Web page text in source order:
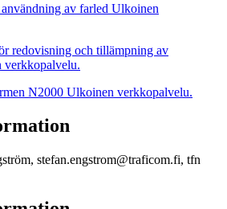
av farled Ulkoinen
redovisning och tillämpning av
verkkopalvelu.
N2000 Ulkoinen verkkopalvelu.
stefan.engstrom@traficom.fi, tfn